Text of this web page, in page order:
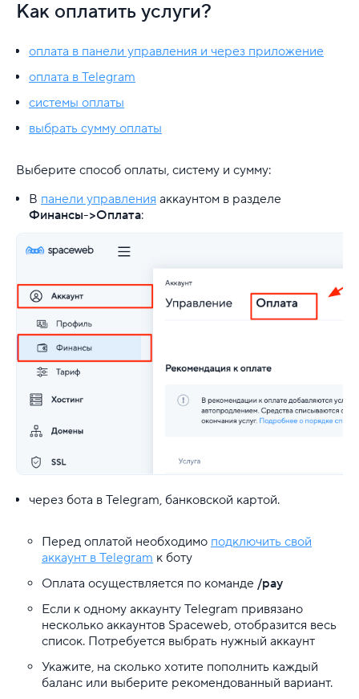
Как оплатить услуги?
Как перенести оплату между аккаунтами?
Как произвести возврат средств?
Как скоро можно начать пользоваться услугой
Какова минимальная сумма первого платежа?
Отсрочка платежа
Порядок списания средств с аккаунта
Правила приема платежей
Рекомендации к оплате
Сервис "Автоплатеж"
ЭДО
Хостинг
Облачная платформа
Почта
Как оплатить услуги?
оплата в панели управления и через приложение
оплата в Telegram
системы оплаты
выбрать сумму оплаты
Выберите способ оплаты, систему и сумму:
В панели управления аккаунтом в разделе
Финансы->Оплата:
через бота в Telegram, банковской картой.
Перед оплатой необходимо подключить свой
аккаунт в Telegram к боту
Оплата осуществляется по команде /pay
Если к одному аккаунту Telegram привязано
несколько аккаунтов Spaceweb, отобразится весь
список. Потребуется выбрать нужный аккаунт
Укажите, на сколько хотите пополнить каждый
баланс или выберите рекомендованный вариант.